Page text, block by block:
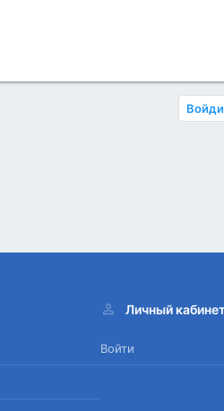
Личный
Войти